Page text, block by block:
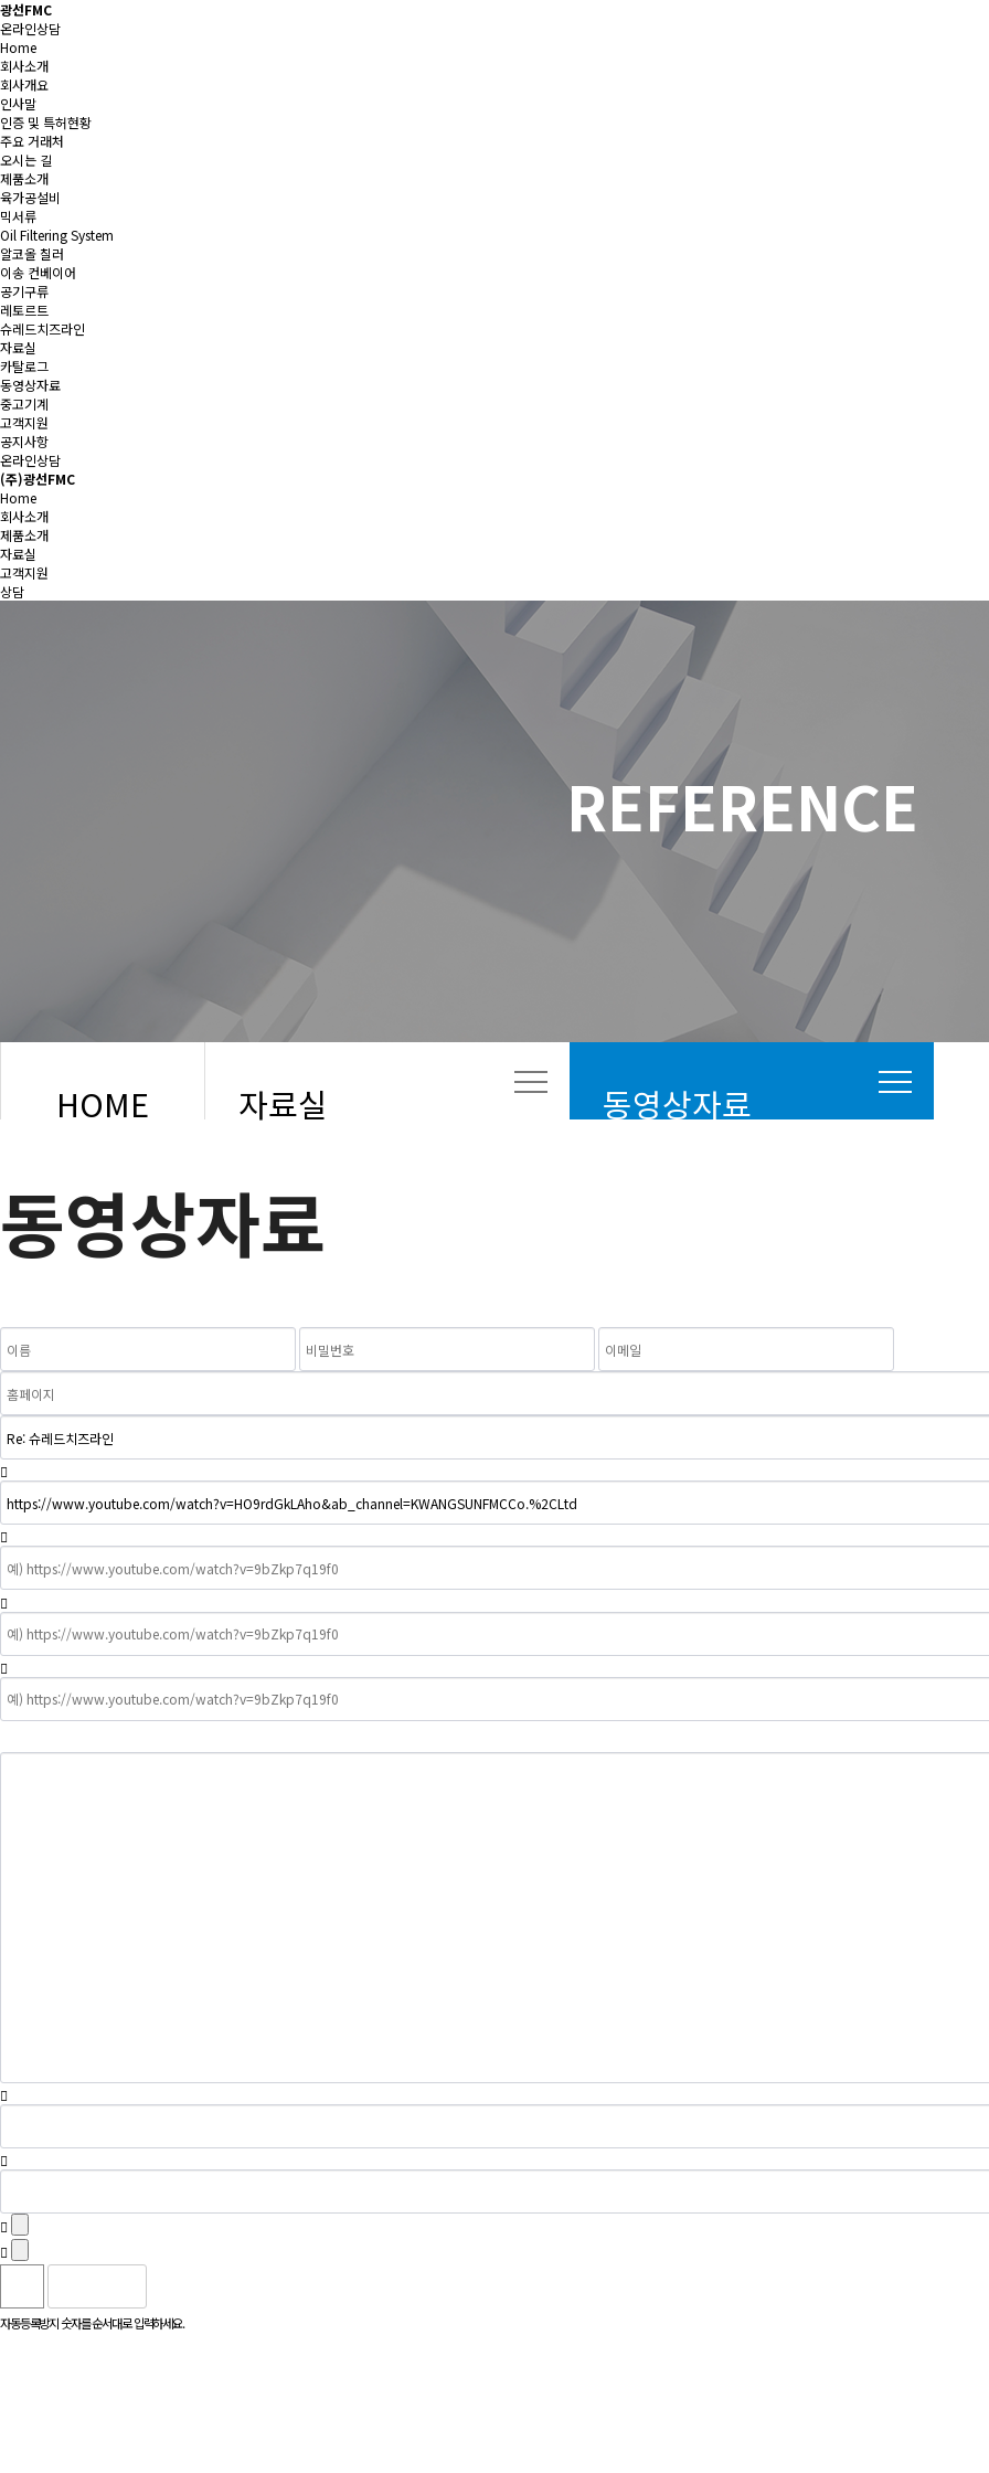
광선FMC
온라인상담
Home
회사소개
회사개요
인사말
인증 및 특허현황
주요 거래처
오시는 길
제품소개
육가공설비
믹서류
Oil Filtering System
알코올 칠러
이송 컨베이어
공기구류
레토르트
슈레드치즈라인
자료실
카탈로그
동영상자료
중고기계
고객지원
공지사항
온라인상담
(주)광선FMC
Home
회사소개
제품소개
자료실
고객지원
상담
REFERENCE
HOME 자료실 동영상자료
동영상자료
자동등록방지 숫자를 순서대로 입력하세요.